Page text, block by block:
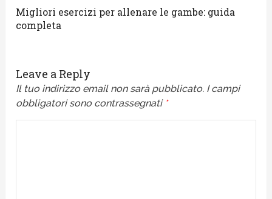
Migliori esercizi per allenare le gambe: guida
completa
Leave a Reply
Il tuo indirizzo email non sarà pubblicato. I campi
obbligatori sono contrassegnati *